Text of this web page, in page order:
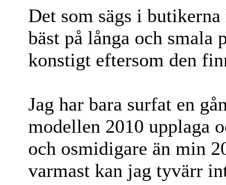
Det som sägs i
bäst på långa och smala
konstigt eftersom den
Jag har bara surfat en
modellen 2010 upplaga
och osmidigare än min
varmast kan jag tyvärr